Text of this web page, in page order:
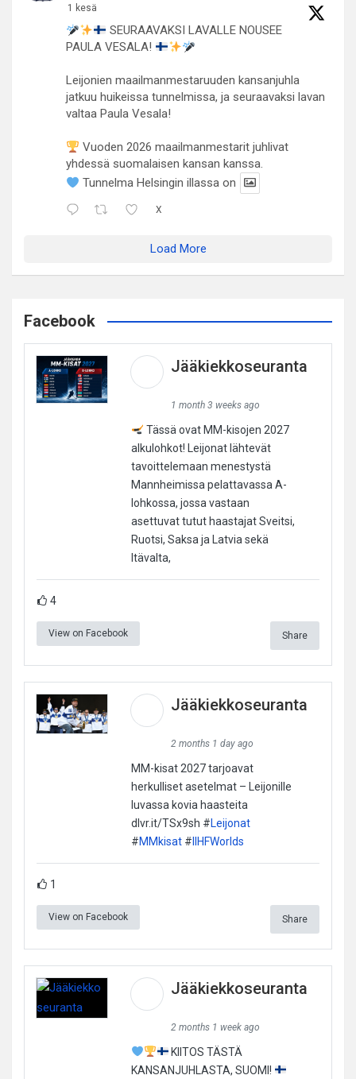
1 kesä
SEURAAVAKSI LAVALLE NOUSEE
PAULA VESALA!
Leijonien maailmanmestaruuden kansanjuhla
jatkuu huikeissa tunnelmissa, ja seuraavaksi lavan
valtaa Paula Vesala!
Vuoden 2026 maailmanmestarit juhlivat
yhdessä suomalaisen kansan kanssa.
Tunnelma Helsingin illassa on
X
Load More
Facebook
Jääkiekkoseuranta
1 month 3 weeks ago
Tässä ovat MM-kisojen 2027
alkulohkot! Leijonat lähtevät
tavoittelemaan menestystä
Mannheimissa pelattavassa A-
lohkossa, jossa vastaan
asettuvat tutut haastajat Sveitsi,
Ruotsi, Saksa ja Latvia sekä
Itävalta,
4
View on Facebook Share
Jääkiekkoseuranta
2 months 1 day ago
MM-kisat 2027 tarjoavat
herkulliset asetelmat – Leijonille
luvassa kovia haasteita
dlvr.it/TSx9sh #Leijonat
#MMkisat#IIHFWorlds
1
View on Facebook Share
Jääkiekkoseuranta
2 months 1 week ago
KIITOS TÄSTÄ
KANSANJUHLASTA, SUOMI!